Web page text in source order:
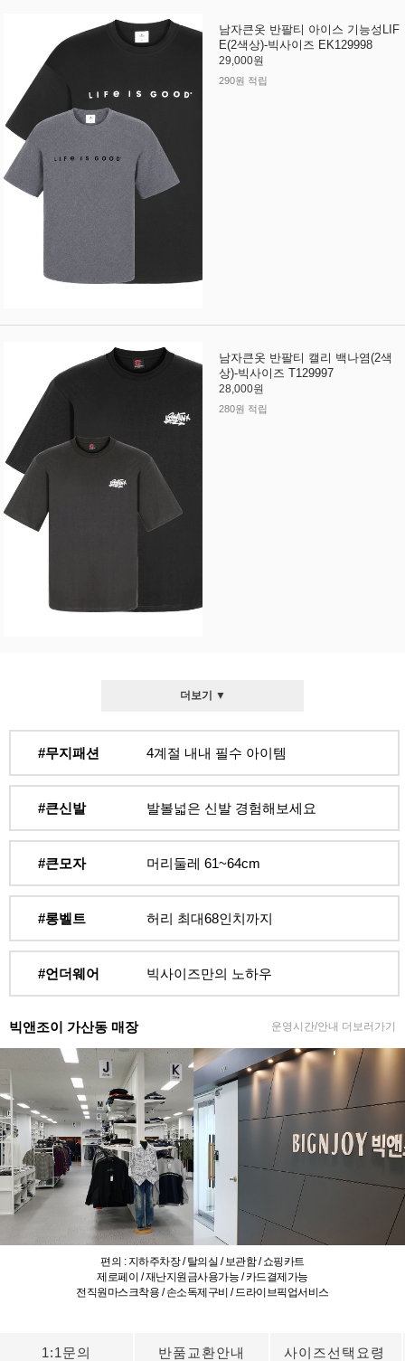
남자큰옷 반팔티 아이스 기능성LIF
E(2색상)-빅사이즈 EK129998
29,000원
290원 적립
남자큰옷 반팔티 캘리 백나염(2색
상)-빅사이즈 T129997
28,000원
280원 적립
더보기 ▼
#무지패션 4계절 내내 필수 아이템
#큰신발 발볼넓은 신발 경험해보세요
#큰모자 머리둘레 61~64cm
#롱벨트 허리 최대68인치까지
#언더웨어 빅사이즈만의 노하우
빅앤조이 가산동 매장 운영시간/안내 더보러가기
편의 : 지하주차장 / 탈의실 / 보관함 / 쇼핑카트
제로페이 / 재난지원금사용가능 / 카드결제가능
전직원마스크착용 / 손소독제구비 / 드라이브픽업서비스
1:1문의 반품교환안내 사이즈선택요령